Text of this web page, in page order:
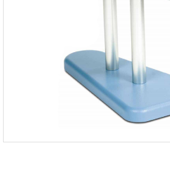
압력/진공/차압계
열화상카메라